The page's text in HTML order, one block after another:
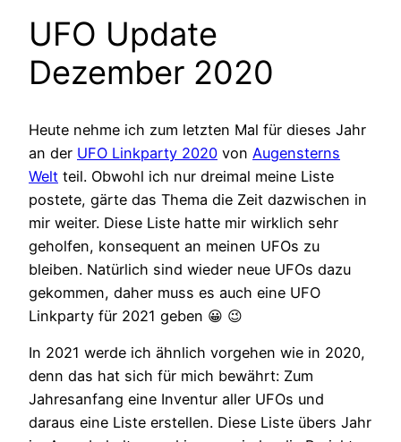
UFO Update
Dezember 2020
Heute nehme ich zum letzten Mal für dieses Jahr
an der UFO Linkparty 2020 von Augensterns
Welt teil. Obwohl ich nur dreimal meine Liste
postete, gärte das Thema die Zeit dazwischen in
mir weiter. Diese Liste hatte mir wirklich sehr
geholfen, konsequent an meinen UFOs zu
bleiben. Natürlich sind wieder neue UFOs dazu
gekommen, daher muss es auch eine UFO
Linkparty für 2021 geben 😀 😉
In 2021 werde ich ähnlich vorgehen wie in 2020,
denn das hat sich für mich bewährt: Zum
Jahresanfang eine Inventur aller UFOs und
daraus eine Liste erstellen. Diese Liste übers Jahr